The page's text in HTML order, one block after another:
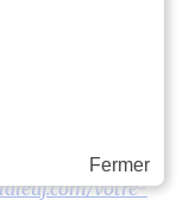
aider :
votre-
Fermer